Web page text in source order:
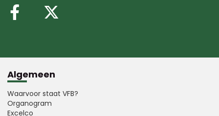
Volg ons op Facebook
Algemeen
Waarvoor staat VFB?
Organogram
Excelco